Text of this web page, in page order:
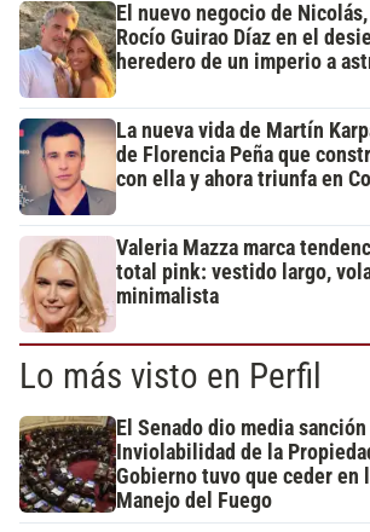
El nuevo negocio de
Rocío Guirao Díaz en el
heredero de un imperio a
La nueva vida de Martín
de Florencia Peña que
con ella y ahora triunfa en
Valeria Mazza marca
total pink: vestido largo,
minimalista
Lo más visto en Perfil
El Senado dio media
Inviolabilidad de la
Gobierno tuvo que ceder en
Manejo del Fuego